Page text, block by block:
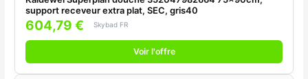
support receveur extra plat, SEC, gris40
604,79 € Skybad FR
Voir l'offre